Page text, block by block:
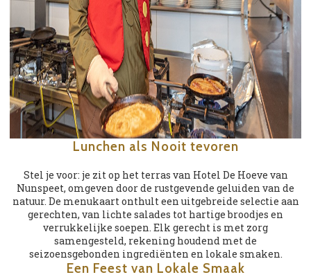
Lunchen als Nooit tevoren
Stel je voor: je zit op het terras van Hotel De Hoeve van
Nunspeet, omgeven door de rustgevende geluiden van de
natuur. De menukaart onthult een uitgebreide selectie aan
gerechten, van lichte salades tot hartige broodjes en
verrukkelijke soepen. Elk gerecht is met zorg
samengesteld, rekening houdend met de
seizoensgebonden ingrediënten en lokale smaken.
Een Feest van Lokale Smaak